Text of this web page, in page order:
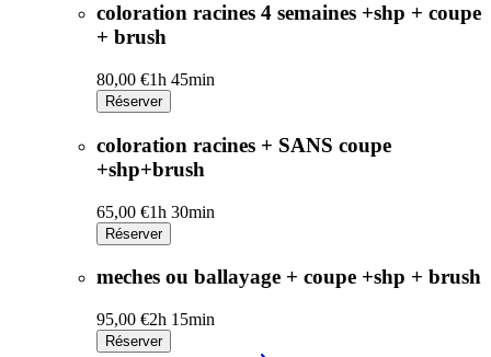
coloration racines 4 semaines +shp + coupe
+ brush
80,00 €1h 45min
Réserver
coloration racines + SANS coupe
+shp+brush
65,00 €1h 30min
Réserver
meches ou ballayage + coupe +shp + brush
95,00 €2h 15min
Réserver